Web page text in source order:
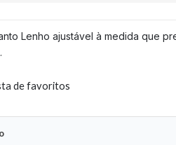
Lenho ajustável à medida que
de favoritos